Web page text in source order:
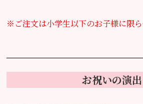
※ご注文は小学生以下のお子様に限ら
お祝いの演出